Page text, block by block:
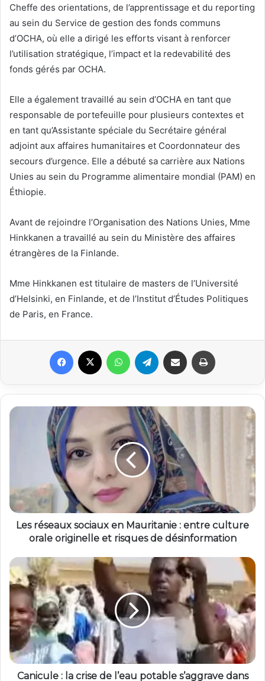
Cheffe des orientations, de l’apprentissage et du reporting
au sein du Service de gestion des fonds communs
d’OCHA, où elle a dirigé les efforts visant à renforcer
l’utilisation stratégique, l’impact et la redevabilité des
fonds gérés par OCHA.
Elle a également travaillé au sein d’OCHA en tant que
responsable de portefeuille pour plusieurs contextes et
en tant qu’Assistante spéciale du Secrétaire général
adjoint aux affaires humanitaires et Coordonnateur des
secours d’urgence. Elle a débuté sa carrière aux Nations
Unies au sein du Programme alimentaire mondial (PAM) en
Éthiopie.
Avant de rejoindre l’Organisation des Nations Unies, Mme
Hinkkanen a travaillé au sein du Ministère des affaires
étrangères de la Finlande.
Mme Hinkkanen est titulaire de masters de l’Université
d’Helsinki, en Finlande, et de l’Institut d’Études Politiques
de Paris, en France.
Facebook WhatsAppTelegram Partager par email
Les réseaux sociaux en Mauritanie : entre culture
orale originelle et risques de désinformation
Canicule : la crise de l’eau potable s’aggrave dans